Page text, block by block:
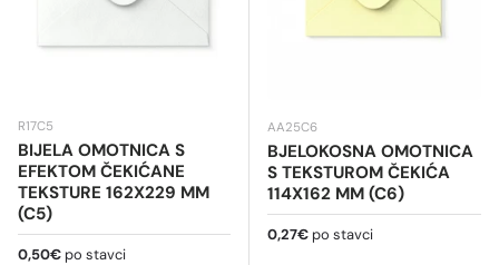
R17C5
BIJELA OMOTNICA S
EFEKTOM ČEKIĆANE
TEKSTURE 162X229 MM
(C5)
Redovna cijena
0,50€ po stavci
AA25C6
BJELOKOSNA OMOTNICA
S TEKSTUROM ČEKIĆA
114X162 MM (C6)
Redovna cijena
0,27€ po stavci